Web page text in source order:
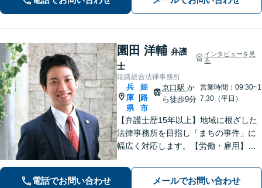
す。【初回相談無料】【個室対応】
園田 洋輔 弁護
士
インタビューを見
る
姫路総合法律事務所
兵
庫
県
姫
路
市
京口駅 か
ら徒歩9分
営業時間：09:30~1
7:30（平日）
【弁護士歴15年以上】地域に根ざした
法律事務所を目指し「まちの事件」に
幅広く対応します。【労働・雇用】残
せんか？正しい知識で正当な権利を主
張します。【相続・遺言】遺言書作成
電話でお問い合わせ メールでお問い合わせ